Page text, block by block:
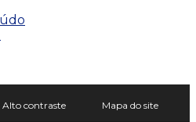
Alto contraste Mapa do site